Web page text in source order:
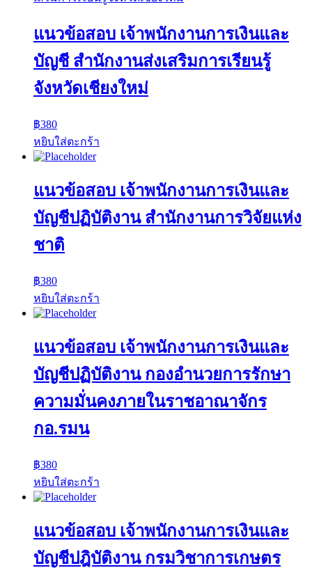
แนวข้อสอบ เจ้าพนักงานการเงินและ
บัญชี สำนักงานส่งเสริมการเรียนรู้
จังหวัดเชียงใหม่
฿380
หยิบใส่ตะกร้า
แนวข้อสอบ เจ้าพนักงานการเงินและ
บัญชีปฏิบัติงาน สำนักงานการวิจัยแห่ง
ชาติ
฿380
หยิบใส่ตะกร้า
แนวข้อสอบ เจ้าพนักงานการเงินและ
บัญชีปฏิบัติงาน กองอำนวยการรักษา
ความมั่นคงภายในราชอาณาจักร
กอ.รมน
฿380
หยิบใส่ตะกร้า
แนวข้อสอบ เจ้าพนักงานการเงินและ
บัญชีปฎิบัติงาน กรมวิชาการเกษตร